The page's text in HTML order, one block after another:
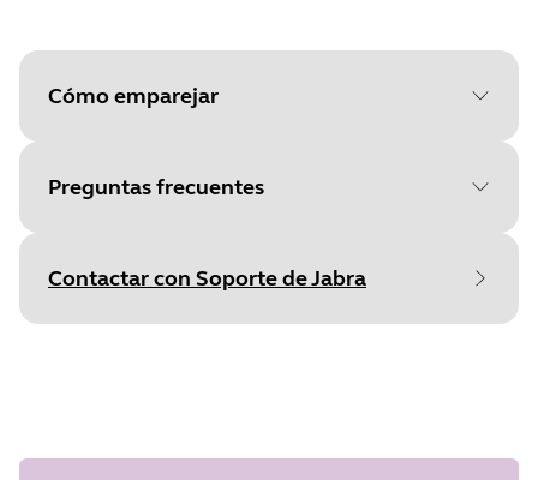
Cómo emparejar
Paso 1 de
Preguntas frecuentes
Contactar con Soporte de Jabra